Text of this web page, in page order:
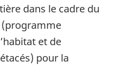
dans le cadre du
(programme
et de
pour la